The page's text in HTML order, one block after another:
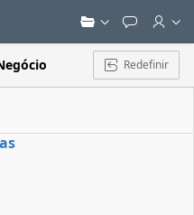
Redefinir